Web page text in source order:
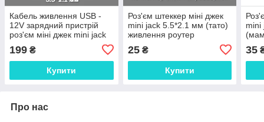
Кабель живлення USB -
12V зарядний пристрій
роз'єм міні джек mini jack
маршрутизатор від
повербанка АКБ перетвор
199 ₴
Купити
Роз'єм штеккер міні джек
mini jack 5.5*2.1 мм (тато)
живлення роутер
25₴
Купити
mini
35
Про нас